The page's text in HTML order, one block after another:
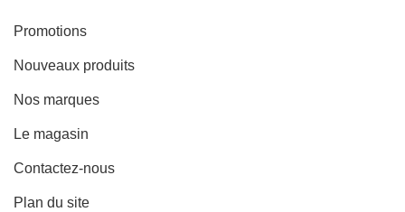
Promotions
Nouveaux produits
Nos marques
Le magasin
Contactez-nous
Plan du site